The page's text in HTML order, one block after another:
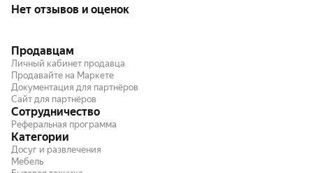
Нет отзывов и оценок
Продавцам
Личный кабинет продавца
Продавайте на Маркете
Документация для партнёров
Сайт для партнёров
Сотрудничество
Реферальная программа
Категории
Досуг и развлечения
Мебель